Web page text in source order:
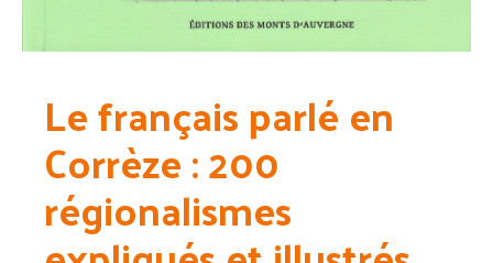
Le français parlé en
Corrèze : 200
régionalismes